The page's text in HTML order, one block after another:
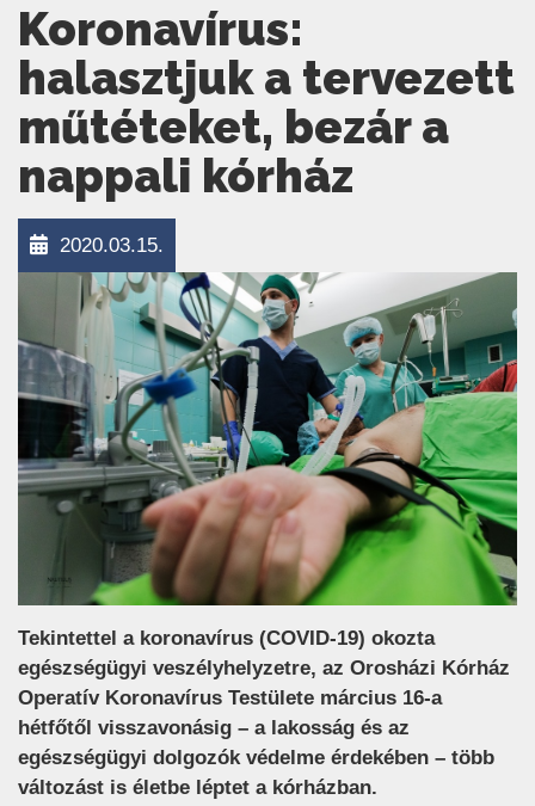
Koronavírus:
halasztjuk a tervezett
műtéteket, bezár a
nappali kórház
2020.03.15.
Tekintettel a koronavírus (COVID-19) okozta
egészségügyi veszélyhelyzetre, az Orosházi Kórház
Operatív Koronavírus Testülete március 16-a
hétfőtől visszavonásig – a lakosság és az
egészségügyi dolgozók védelme érdekében – több
változást is életbe léptet a kórházban.